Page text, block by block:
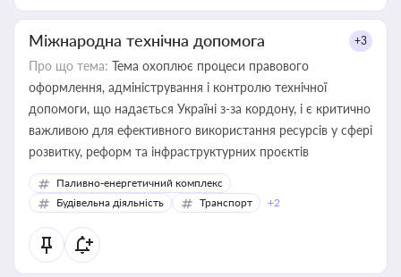
Міжнародна технічна допомога +3
Про що тема: Тема охоплює процеси правового
оформлення, адміністрування і контролю технічної
допомоги, що надається Україні з-за кордону, і є критично
важливою для ефективного використання ресурсів у сфері
розвитку, реформ та інфраструктурних проєктів
Паливно-енергетичний комплекс
Будівельна діяльність
Транспорт +2